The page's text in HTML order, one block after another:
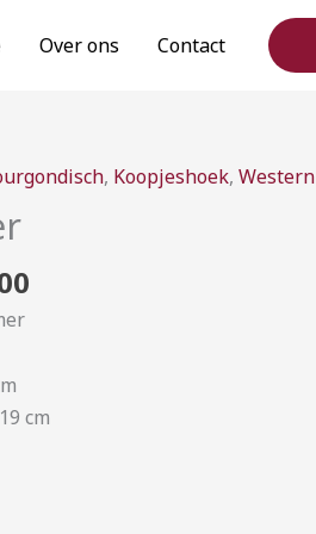
Over ons Contact
, Koopjeshoek, Western
Prijsklasse:
cm